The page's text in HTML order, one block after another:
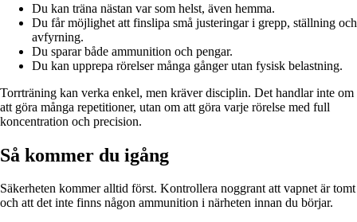
Du kan träna nästan var som helst, även hemma.
Du får möjlighet att finslipa små justeringar i grepp, ställning och
avfyrning.
Du sparar både ammunition och pengar.
Du kan upprepa rörelser många gånger utan fysisk belastning.
Torrträning kan verka enkel, men kräver disciplin. Det handlar inte om
att göra många repetitioner, utan om att göra varje rörelse med full
koncentration och precision.
Så kommer du igång
Säkerheten kommer alltid först. Kontrollera noggrant att vapnet är tomt
och att det inte finns någon ammunition i närheten innan du börjar.